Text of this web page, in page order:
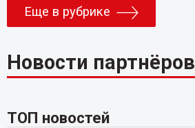
Еще в рубрике
Новости партнёров
ТОП новостей